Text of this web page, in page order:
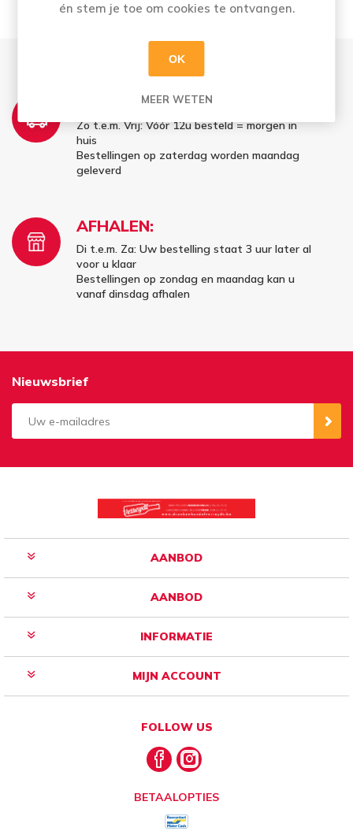
THUISLEVERING:
Zo t.e.m. Vrij: Vóór 12u besteld = morgen in
huis
Bestellingen op zaterdag worden maandag
geleverd
AFHALEN:
Di t.e.m. Za: Uw bestelling staat 3 uur later al
voor u klaar
Bestellingen op zondag en maandag kan u
vanaf dinsdag afhalen
Nieuwsbrief
AANBOD
AANBOD
INFORMATIE
MIJN ACCOUNT
FOLLOW US
BETAALOPTIES
én stem je toe om cookies te ontvangen.
OK
MEER WETEN